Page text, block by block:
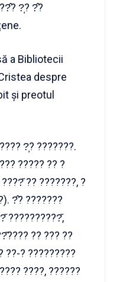
?̦? ?̂?
a Bibliotecii
despre
și preotul
?̦? ???????.
????? ?? ?
?? ???????, ?
?̂? ???????
??????????̆,
?? ??? ??
??-? ?????????
????, ??????